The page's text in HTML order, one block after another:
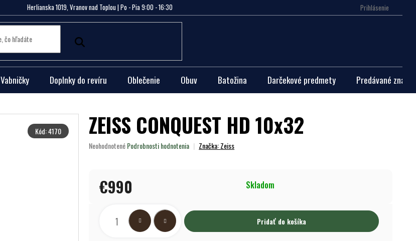
Herlianska 1019, Vranov nad Toplou | Po - Pia 9:00 - 16:30 Prihlásenie
Vabničky Doplnky do revíru Oblečenie Obuv Batožina Darčekové predmety Predávané značky
Kód:4170 ZEISS CONQUEST HD 10x32
Priemerné
NeohodnotenéPodrobnosti hodnotenia Značka:Zeiss
€990 Skladom
Pridať do košíka